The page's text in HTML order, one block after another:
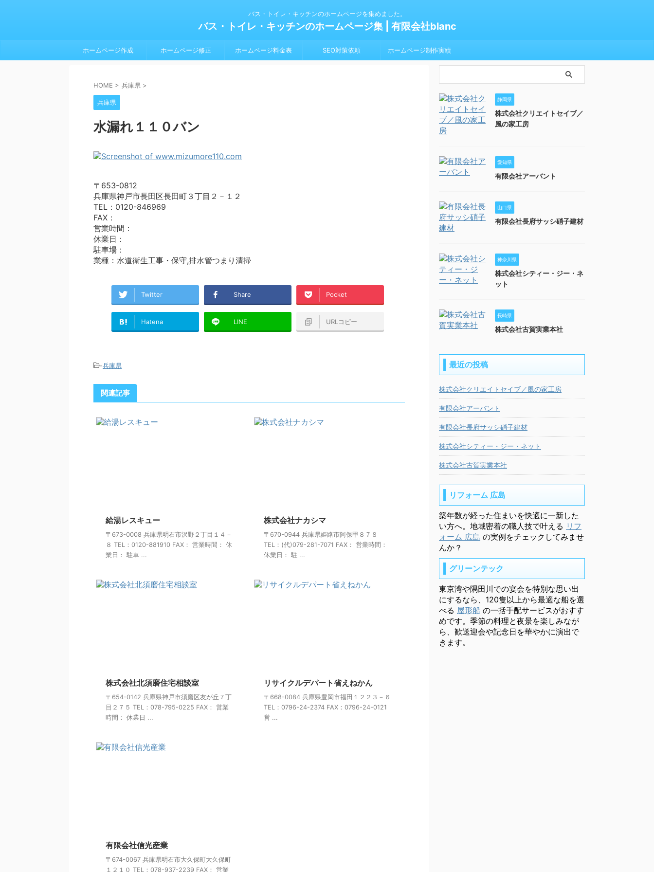
バス・トイレ・キッチンのホームページを集めました。
バス・トイレ・キッチンのホームページ集 | 有限会社blanc
ホームページ作成 ホームページ修正 ホームページ料金表 SEO対策依頼 ホームページ制作実績
HOME > 兵庫県 >
兵庫県
水漏れ１１０バン
〒653-0812
兵庫県神戸市長田区長田町３丁目２－１２
TEL：0120-846969
FAX：
営業時間：
休業日：
駐車場：
業種：水道衛生工事・保守,排水管つまり清掃
Twitter Share Pocket
Hatena LINE URLコピー
-兵庫県
関連記事
給湯レスキュー
〒673-0008 兵庫県明石市沢野２丁目１４－
８ TEL：0120-881910 FAX： 営業時間： 休
業日： 駐車 ...
株式会社ナカシマ
〒670-0944 兵庫県姫路市阿保甲８７８
TEL：(代)079-281-7071 FAX： 営業時間：
休業日： 駐 ...
株式会社北須磨住宅相談室
〒654-0142 兵庫県神戸市須磨区友が丘７丁
目２７５ TEL：078-795-0225 FAX： 営業
時間： 休業日 ...
リサイクルデパート省えねかん
〒668-0084 兵庫県豊岡市福田１２２３－６
TEL：0796-24-2374 FAX：0796-24-0121
営 ...
有限会社信光産業
〒674-0067 兵庫県明石市大久保町大久保町
１２１０ TEL：078-937-2239 FAX： 営業
静岡県
株式会社クリエイトセイブ／
風の家工房
愛知県
有限会社アーバント
山口県
有限会社長府サッシ硝子建材
神奈川県
株式会社シティー・ジー・ネ
ット
長崎県
株式会社古賀実業本社
最近の投稿
株式会社クリエイトセイブ／風の家工房
有限会社アーバント
有限会社長府サッシ硝子建材
株式会社シティー・ジー・ネット
株式会社古賀実業本社
リフォーム 広島
築年数が経った住まいを快適に一新した
い方へ。地域密着の職人技で叶える リフ
ォーム 広島 の実例をチェックしてみませ
んか？
グリーンテック
東京湾や隅田川での宴会を特別な思い出
にするなら、120隻以上から最適な船を選
べる 屋形船 の一括手配サービスがおすす
めです。季節の料理と夜景を楽しみなが
ら、歓送迎会や記念日を華やかに演出で
きます。